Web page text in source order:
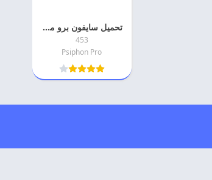
تحميل سايفون برو مهكر 2026 Psiphon Pro اخر اصدار مجانا
453
Psiphon Pro